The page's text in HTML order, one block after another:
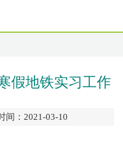
假地铁实习工作
间：2021-03-10